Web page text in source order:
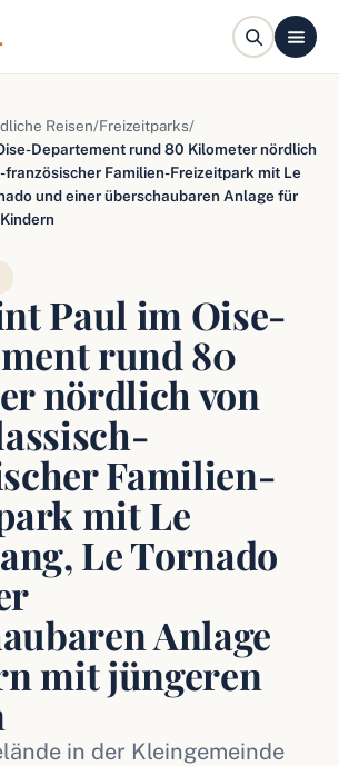
.
Reisen/Freizeitparks/
Departement rund 80 Kilometer nördlich
französischer Familien-Freizeitpark mit Le
und einer überschaubaren Anlage für
Paul im Oise-
rund 80
nördlich von
Familien-
mit Le
Le Tornado
Anlage
mit jüngeren
in der Kleingemeinde